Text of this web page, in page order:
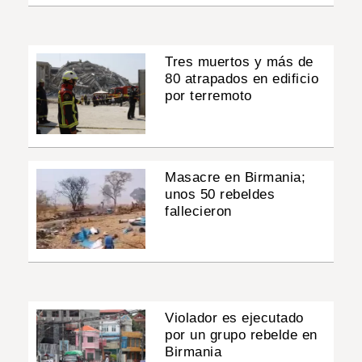
Tres muertos y más de
80 atrapados en edificio
por terremoto
Masacre en Birmania;
unos 50 rebeldes
fallecieron
Violador es ejecutado
por un grupo rebelde en
Birmania